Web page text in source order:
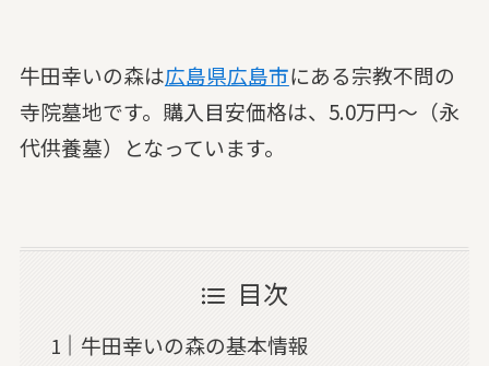
牛田幸いの森は広島県広島市にある宗教不問の
寺院墓地です。購入目安価格は、5.0万円～（永
代供養墓）となっています。
目次
牛田幸いの森の基本情報